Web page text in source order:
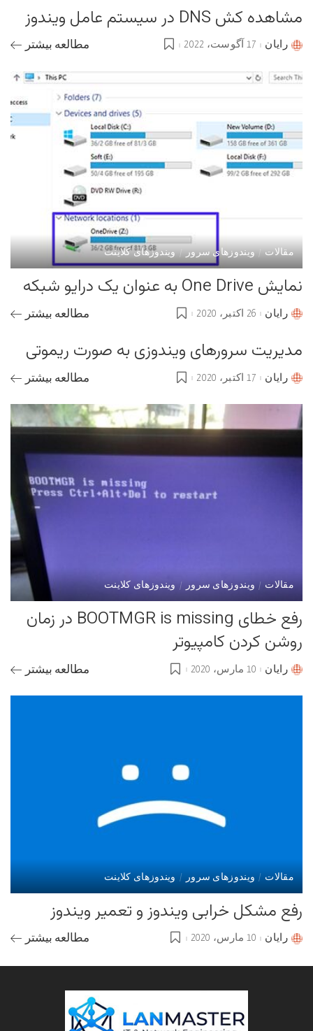
مشاهده کش DNS در سیستم عامل ویندوز
Postedرایان 17 آگوست، 2022 مطالعه بیشتر
مقالات ویندوزهای سرور ویندوزهای کلاینت
نمایش One Drive به عنوان یک درایو شبکه
Postedرایان 26 اکتبر، 2020 مطالعه بیشتر
مدیریت سرورهای ویندوزی به صورت ریموتی
Postedرایان 17 اکتبر، 2020 مطالعه بیشتر
مقالات ویندوزهای سرور ویندوزهای کلاینت
رفع خطای BOOTMGR is missing در زمان
روشن کردن کامپیوتر
Postedرایان 10 مارس، 2020 مطالعه بیشتر
مقالات ویندوزهای سرور ویندوزهای کلاینت
رفع مشکل خرابی ویندوز و تعمیر ویندوز
Postedرایان 10 مارس، 2020 مطالعه بیشتر